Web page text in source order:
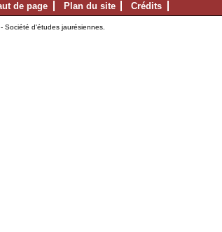
de page Plan du site Crédits
Société d'études jaurésiennes.